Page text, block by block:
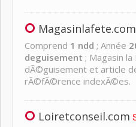
Magasinlafete.com
Comprend 1 ndd ; Année
deguisement ; Magasin
dÃ©guisement et article
rÃ©fÃ©rence indexÃ©es.
Loiretconseil.com